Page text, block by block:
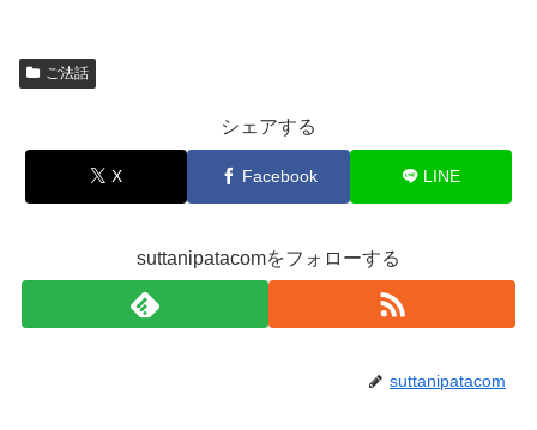
ご法話
シェアする
X Facebook LINE
suttanipatacomをフォローする
suttanipatacom